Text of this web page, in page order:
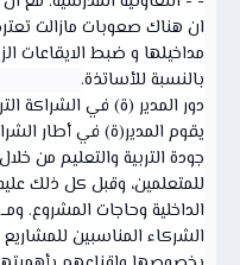
ان هناك صعوبات مازالت
مداخيلها و ضبط الايقاعات
بالنسبة للأساتذة.
دور المدير (ة) في الشراكة
يقوم المدير(ة) في أطار
جودة التربية والتعليم من
للمتعلمين، وقبل كل ذلك
الداخلية وحاجات المشروع.
الشركاء المناسبين